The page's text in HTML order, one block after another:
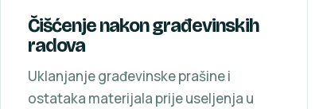
Čišćenje nakon građevinskih
radova
Uklanjanje građevinske prašine i
ostataka materijala prije useljenja u